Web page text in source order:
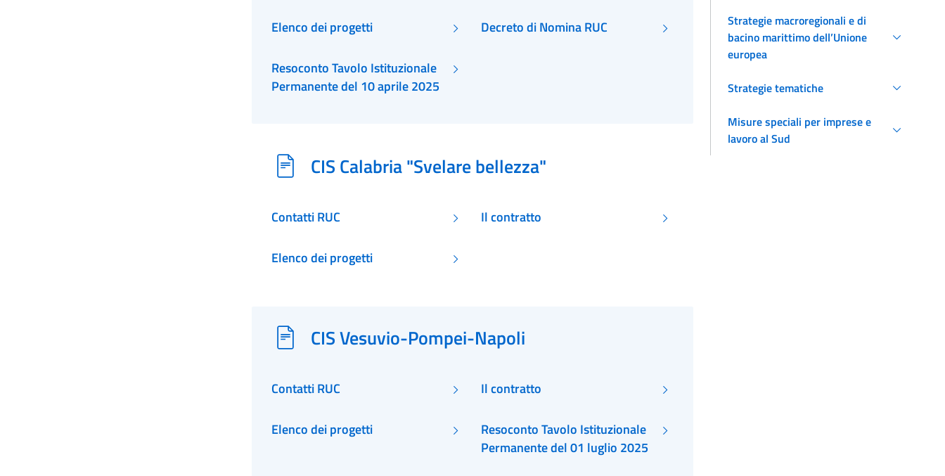
Elenco dei progetti Decreto di Nomina RUC
Resoconto Tavolo Istituzionale
Permanente del 10 aprile 2025
CIS Calabria "Svelare bellezza"
Contatti RUC Il contratto
Elenco dei progetti
CIS Vesuvio-Pompei-Napoli
Contatti RUC Il contratto
Elenco dei progetti
Resoconto Tavolo Istituzionale
Permanente del 01 luglio 2025
Strategie macroregionali e di
bacino marittimo dell’Unione
europea
Strategie tematiche
Misure speciali per imprese e
lavoro al Sud